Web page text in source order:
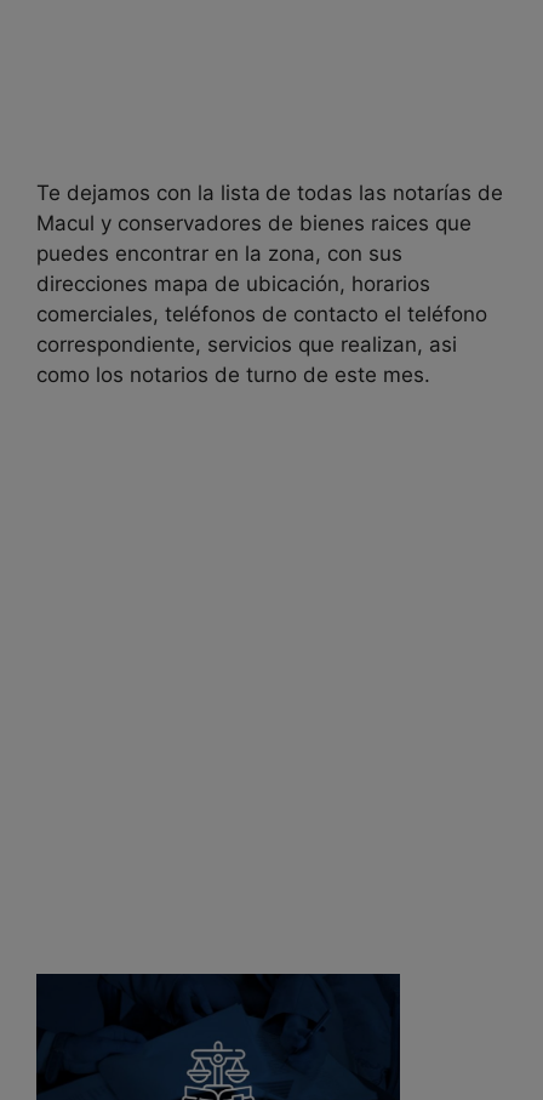
Te dejamos con la lista de todas las notarías de
Macul y conservadores de bienes raices que
puedes encontrar en la zona, con sus
direcciones mapa de ubicación, horarios
comerciales, teléfonos de contacto el teléfono
correspondiente, servicios que realizan, asi
como los notarios de turno de este mes.